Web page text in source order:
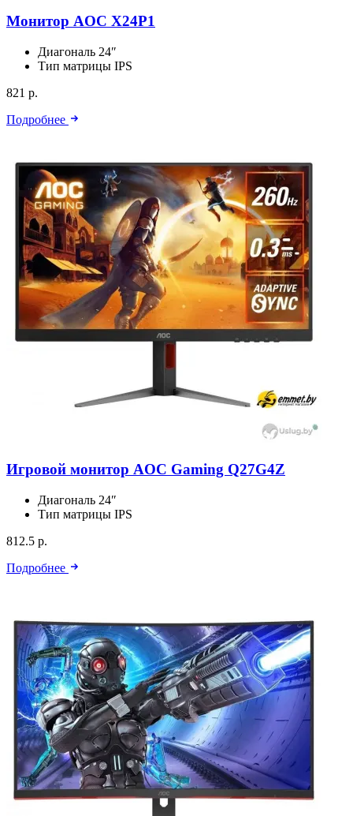
Монитор AOC X24P1
Диагональ 24″
Тип матрицы IPS
821 р.
Подробнее
Игровой монитор AOC Gaming Q27G4Z
Диагональ 24″
Тип матрицы IPS
812.5 р.
Подробнее